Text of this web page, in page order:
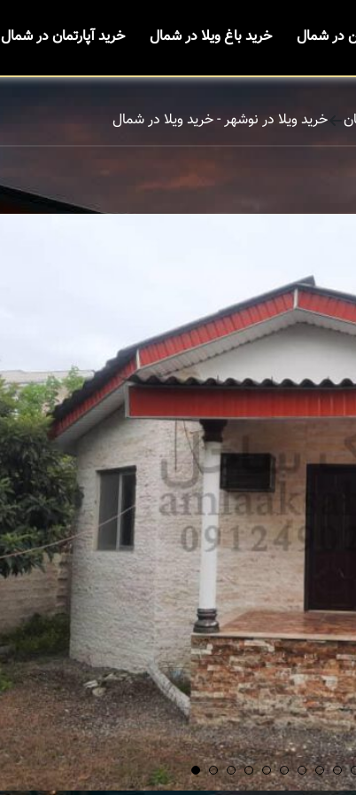
در شمال خرید باغ ویلا در شمال خرید آپارتمان در شمال
خرید ویلا در نوشهر - خرید ویلا در شمال